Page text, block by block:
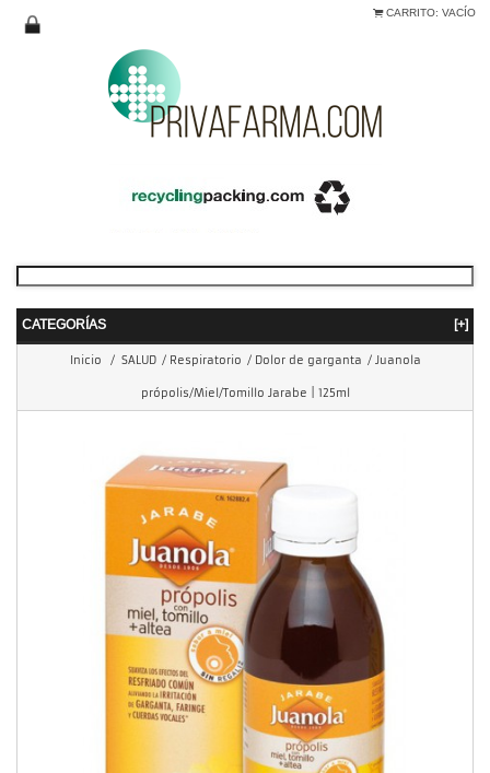
CARRITO: VACÍO
CATEGORÍAS [+]
Inicio / SALUD / Respiratorio / Dolor de garganta / Juanola
própolis/Miel/Tomillo Jarabe | 125ml